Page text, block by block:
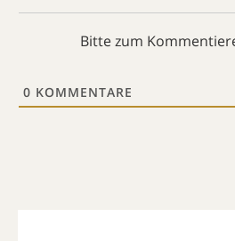
Bitte zum
0 KOMMENTARE